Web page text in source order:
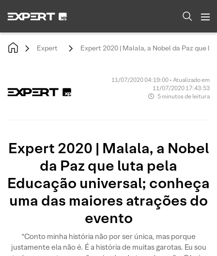
Expert Expert 2020 | Malala, a Nobel da Paz que
11/07/2020 04:19:00 • Atualizado em
11/07/2020 17:43:53
5 minutos de leitura
Expert 2020 | Malala, a Nobel
da Paz que luta pela
Educação universal; conheça
uma das maiores atrações do
evento
“Conto minha história não por ser única, mas porque
justamente ela não é. É a história de muitas garotas. Eu sou